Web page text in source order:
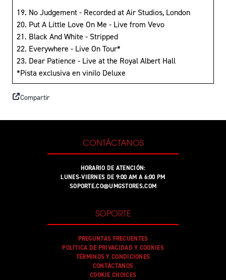
19. No Judgement - Recorded at Air Studios, London
20. Put A Little Love On Me - Live from Vevo
21. Black And White - Stripped
22. Everywhere - Live On Tour*
23. Dear Patience - Live at the Royal Albert Hall
*Pista exclusiva en vinilo Deluxe
Compartir
CONTÁCTANOS
HORARIO DE ATENCIÓN:
LUNES-VIERNES DE 9:00 AM A 6:00 PM
SOPORTE.CO@UMGSTORES.COM
SOPORTE
PREGUNTAS FRECUENTES
POLÍTICA DE PRIVACIDAD Y COOKIES
TÉRMINOS Y CONDICIONES
CONTÁCTANOS
COOKIE CHOICES